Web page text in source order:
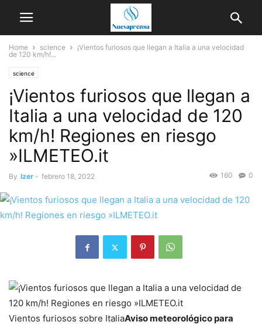
Home science
¡Vientos furiosos que llegan a Italia a una velocidad
de 120 km/h!...
science
¡Vientos furiosos que llegan a
Italia a una velocidad de 120
km/h! Regiones en riesgo
»ILMETEO.it
By Izer - febrero 18, 2022 0
160
Vientos furiosos sobre ItaliaAviso meteorológico para